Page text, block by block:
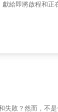
，若是流於形
於所擁有
是可以懷念的記憶。」
張淑芬
敗？然而，不